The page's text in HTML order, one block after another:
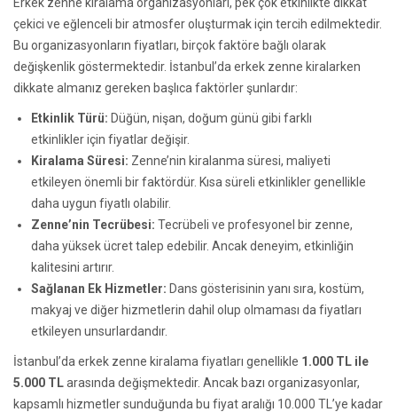
çekici ve eğlenceli bir atmosfer oluşturmak için tercih edilmektedir.
Bu organizasyonların fiyatları, birçok faktöre bağlı olarak
değişkenlik göstermektedir. İstanbul’da erkek zenne kiralarken
dikkate almanız gereken başlıca faktörler şunlardır:
Etkinlik Türü: Düğün, nişan, doğum günü gibi farklı
etkinlikler için fiyatlar değişir.
Kiralama Süresi: Zenne’nin kiralanma süresi, maliyeti
etkileyen önemli bir faktördür. Kısa süreli etkinlikler genellikle
daha uygun fiyatlı olabilir.
Zenne’nin Tecrübesi: Tecrübeli ve profesyonel bir zenne,
daha yüksek ücret talep edebilir. Ancak deneyim, etkinliğin
kalitesini artırır.
Sağlanan Ek Hizmetler: Dans gösterisinin yanı sıra, kostüm,
makyaj ve diğer hizmetlerin dahil olup olmaması da fiyatları
etkileyen unsurlardandır.
İstanbul’da erkek zenne kiralama fiyatları genellikle 1.000 TL ile
5.000 TLarasında değişmektedir. Ancak bazı organizasyonlar,
kapsamlı hizmetler sunduğunda bu fiyat aralığı 10.000 TL’ye kadar